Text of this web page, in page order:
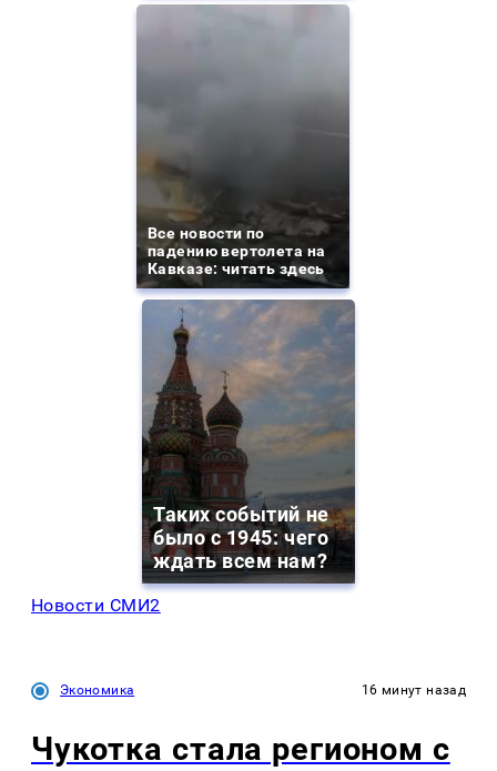
Все новости по
падению вертолета на
Кавказе: читать здесь
Таких событий не
было с 1945: чего
ждать всем нам?
Новости СМИ2
Экономика 16 минут назад
Чукотка стала регионом с